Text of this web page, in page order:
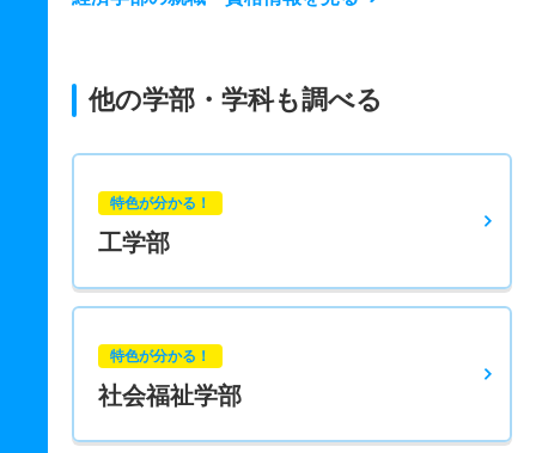
他の学部・学科も調べる
特色が分かる！
工学部
特色が分かる！
社会福祉学部